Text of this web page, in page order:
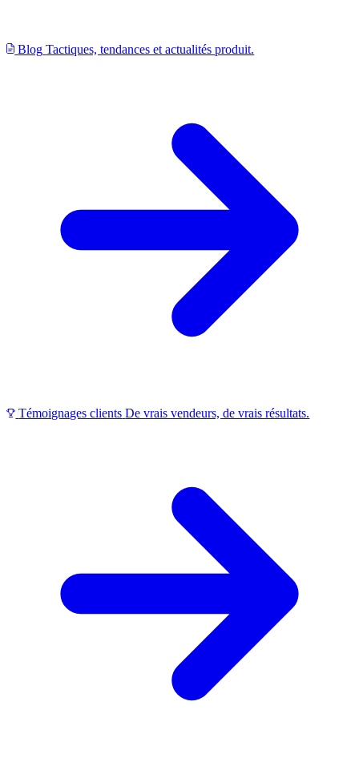
Blog Tactiques, tendances et actualités produit.
Témoignages clients De vrais vendeurs, de vrais résultats.